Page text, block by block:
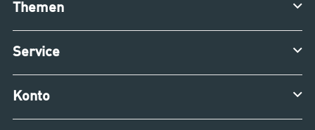
Themen
Service
Konto